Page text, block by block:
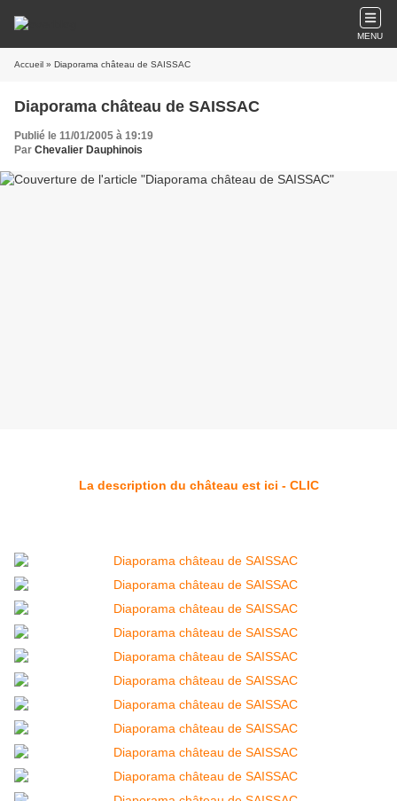
MENU
Accueil » Diaporama château de SAISSAC
Diaporama château de SAISSAC
Publié le 11/01/2005 à 19:19
Par Chevalier Dauphinois
La description du château est ici - CLIC